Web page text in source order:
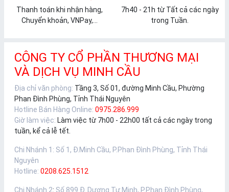
Thanh toán khi nhận hàng,
Chuyển khoản, VNPay,...
7h40 - 21h từ Tất cả các ngày
trong Tuần.
CÔNG TY CỔ PHẦN THƯƠNG MẠI
VÀ DỊCH VỤ MINH CẦU
Địa chỉ văn phòng: Tầng 3, Số 01, đường Minh Cầu, Phường
Phan Đình Phùng, Tỉnh Thái Nguyên
Hotline Bán Hàng Online: 0975.286.999
Giờ làm việc: Làm việc từ 7h00 - 22h00 tất cả các ngày trong
tuần, kể cả lễ tết.
Chi Nhánh 1 : Số 1, Đ.Minh Cầu, P.Phan Đình Phùng, Tỉnh Thái
Nguyên
Hotline: 0208.625.1512
Chi Nhánh 2: Số 899 Đ. Dương Tự Minh, P.Phan Đình Phùng,